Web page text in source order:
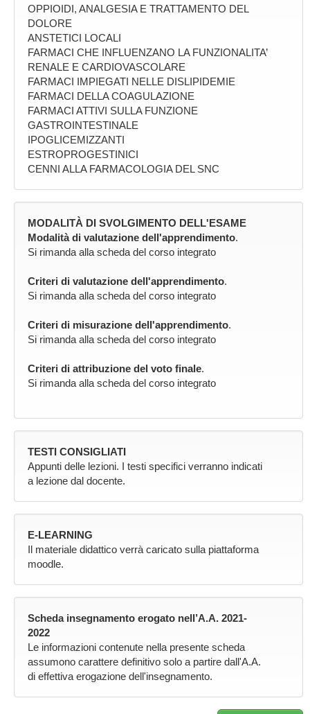
OPPIOIDI, ANALGESIA E TRATTAMENTO DEL
DOLORE
ANSTETICI LOCALI
FARMACI CHE INFLUENZANO LA FUNZIONALITA’
RENALE E CARDIOVASCOLARE
FARMACI IMPIEGATI NELLE DISLIPIDEMIE
FARMACI DELLA COAGULAZIONE
FARMACI ATTIVI SULLA FUNZIONE
GASTROINTESTINALE
IPOGLICEMIZZANTI
ESTROPROGESTINICI
CENNI ALLA FARMACOLOGIA DEL SNC
MODALITÀ DI SVOLGIMENTO DELL'ESAME
Modalità di valutazione dell'apprendimento.
Si rimanda alla scheda del corso integrato
Criteri di valutazione dell'apprendimento.
Si rimanda alla scheda del corso integrato
Criteri di misurazione dell'apprendimento.
Si rimanda alla scheda del corso integrato
Criteri di attribuzione del voto finale.
Si rimanda alla scheda del corso integrato
TESTI CONSIGLIATI
Appunti delle lezioni. I testi specifici verranno indicati
a lezione dal docente.
E-LEARNING
Il materiale didattico verrà caricato sulla piattaforma
moodle.
Scheda insegnamento erogato nell’A.A. 2021-
2022
Le informazioni contenute nella presente scheda
assumono carattere definitivo solo a partire dall'A.A.
di effettiva erogazione dell'insegnamento.